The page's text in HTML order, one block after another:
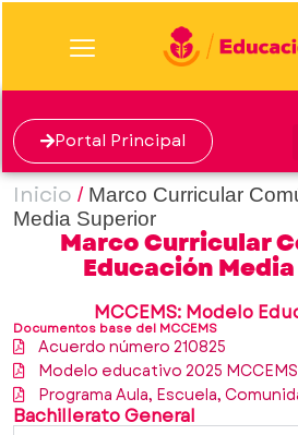
Portal Principal
Inicio / Marco Curricular
Media Superior
Marco Curricular
Educación
MCCEMS: Modelo
Documentos base del MCCEMS
Acuerdo número 210825
Modelo educativo 2025 MCCEMS
Programa Aula, Escuela,
Bachillerato General